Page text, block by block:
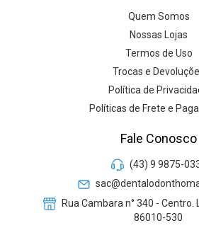
Quem Somos
Nossas Lojas
Termos de Uso
Trocas e
Política de
Políticas de Frete e
Fale Conosco
(43) 9 9875-
Rua Cambara n° 340 - Centro.
86010-530